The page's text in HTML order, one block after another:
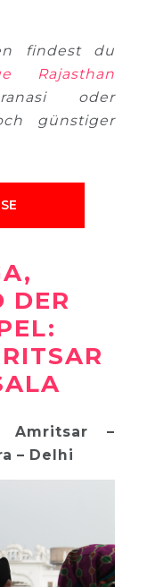
findest du
Rajasthan
oder
günstiger
DER
Amritsar –
– Delhi